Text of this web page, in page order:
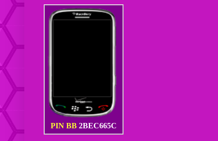
PIN BB 2BEC665C